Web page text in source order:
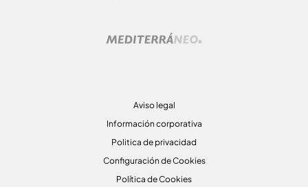
Aviso legal
Información corporativa
Politica de privacidad
Configuración de Cookies
Política de Cookies